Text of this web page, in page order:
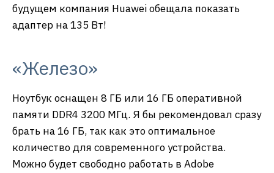
будущем компания Huawei обещала показать
адаптер на 135 Вт!
«Железо»
Ноутбук оснащен 8 ГБ или 16 ГБ оперативной
памяти DDR4 3200 МГц. Я бы рекомендовал сразу
брать на 16 ГБ, так как это оптимальное
количество для современного устройства.
Можно будет свободно работать в Adobe